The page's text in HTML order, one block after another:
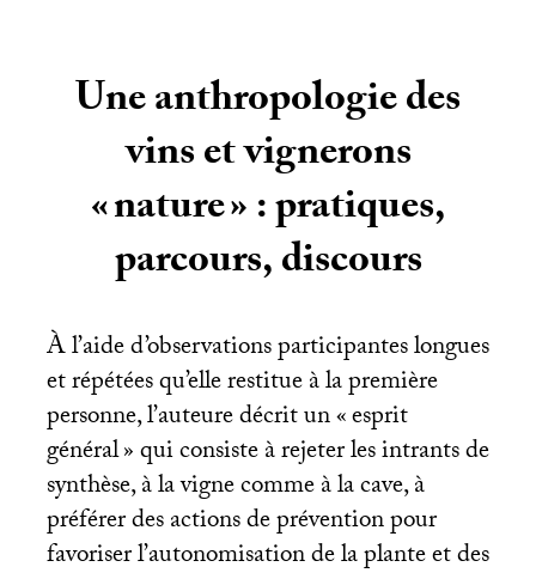
Une anthropologie des
vins et vignerons
«nature» : pratiques,
parcours, discours
À l’aide d’observations participantes longues
et répétées qu’elle restitue à la première
personne, l’auteure décrit un «esprit
général» qui consiste à rejeter les intrants de
synthèse, à la vigne comme à la cave, à
préférer des actions de prévention pour
favoriser l’autonomisation de la plante et des